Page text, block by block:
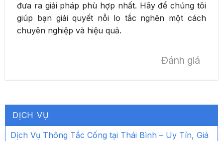
đưa ra giải pháp phù hợp nhất. Hãy để chúng tôi
giúp bạn giải quyết nỗi lo tắc nghẽn một cách
chuyên nghiệp và hiệu quả.
Đánh giá
DỊCH VỤ
Dịch Vụ Thông Tắc Cống tại Thái Bình – Uy Tín, Giá